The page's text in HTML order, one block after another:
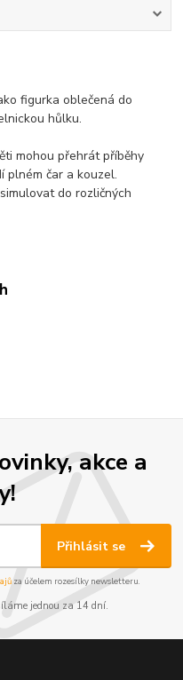
figurka oblečená do
hůlku.
mohou přehrát příběhy
plném čar a kouzel.
do rozličných
akce a
Přihlásit se
za účelem rozesílky newsletteru.
jednou za 14 dní.